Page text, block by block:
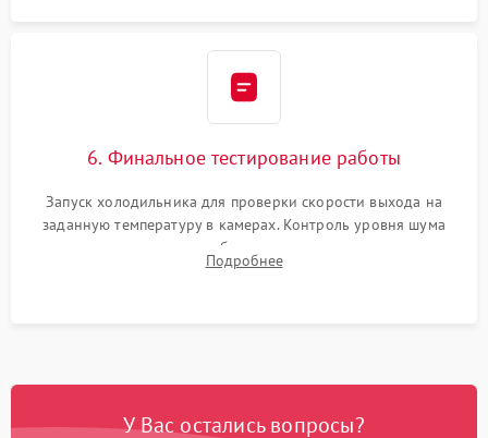
6. Финальное тестирование работы
Запуск холодильника для проверки скорости выхода на
заданную температуру в камерах. Контроль уровня шума
компрессора, отсутствия обмерзания стенок и корректного
срабатывания системы автоматической оттайки.
Подробнее
У Вас остались вопросы?